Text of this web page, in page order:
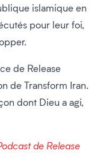
islamique en
pour leur foi,
de Release
de Transform Iran.
dont Dieu a agi,
de Release